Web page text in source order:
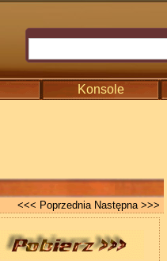
Konsole
<<< Poprzednia Następna >>>